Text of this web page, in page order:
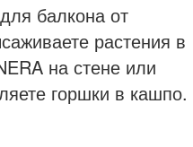
балкона от
растения в
на стене или
горшки в кашпо.